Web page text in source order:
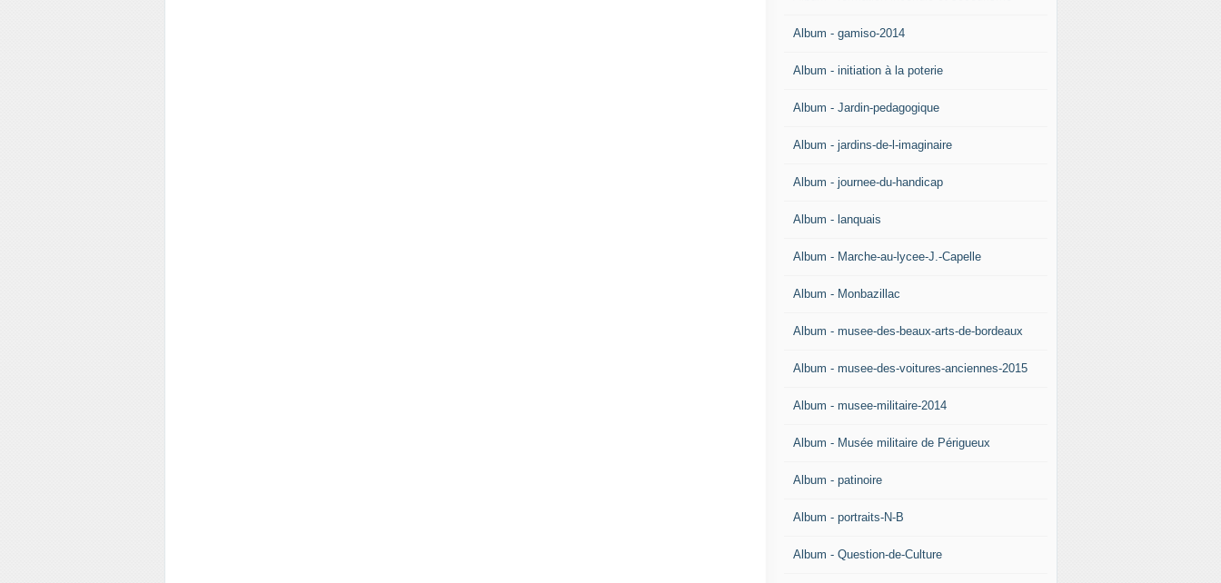
Album - gamiso-2014
Album - initiation à la poterie
Album - Jardin-pedagogique
Album - jardins-de-l-imaginaire
Album - journee-du-handicap
Album - lanquais
Album - Marche-au-lycee-J.-Capelle
Album - Monbazillac
Album - musee-des-beaux-arts-de-bordeaux
Album - musee-des-voitures-anciennes-2015
Album - musee-militaire-2014
Album - Musée militaire de Périgueux
Album - patinoire
Album - portraits-N-B
Album - Question-de-Culture